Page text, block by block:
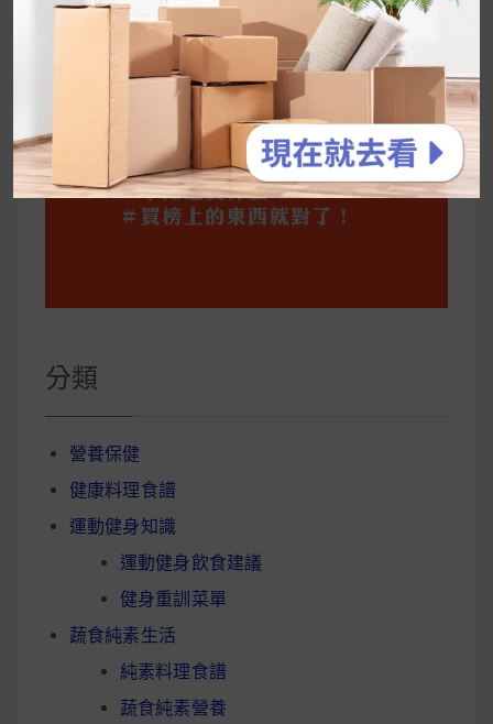
分類
營養保健
健康料理食譜
運動健身知識
運動健身飲食建議
健身重訓菜單
蔬食純素生活
純素料理食譜
蔬食純素營養